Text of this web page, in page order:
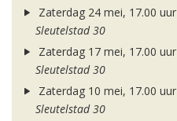
Zaterdag 24 mei, 17.00 uur
Sleutelstad 30
Zaterdag 17 mei, 17.00 uur
Sleutelstad 30
Zaterdag 10 mei, 17.00 uur
Sleutelstad 30